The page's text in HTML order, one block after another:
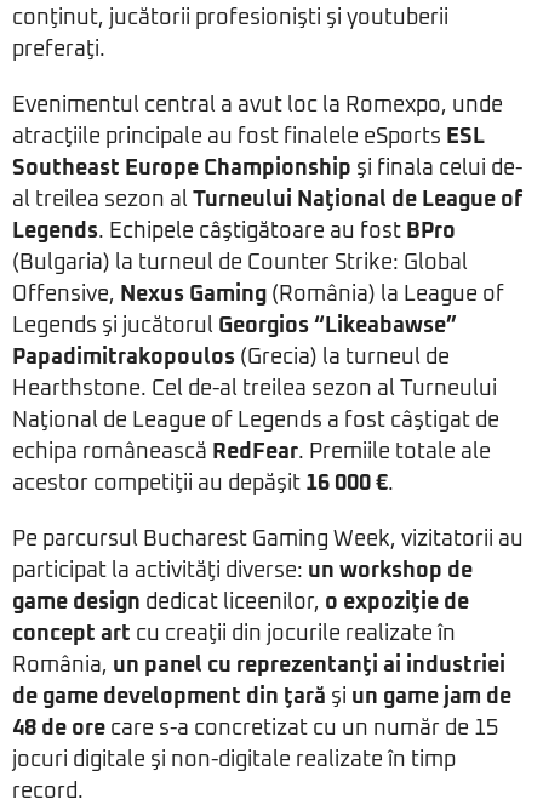
conţinut, jucătorii profesionişti şi youtuberii
preferaţi.
Evenimentul central a avut loc la Romexpo, unde
atracţiile principale au fost finalele eSports ESL
Southeast Europe Championship şi finala celui de-
al treilea sezon al Turneului Naţional de League of
Legends. Echipele câştigătoare au fost BPro
(Bulgaria) la turneul de Counter Strike: Global
Offensive, Nexus Gaming (România) la League of
Legends şi jucătorul Georgios “Likeabawse”
Papadimitrakopoulos (Grecia) la turneul de
Hearthstone. Cel de-al treilea sezon al Turneului
Naţional de League of Legends a fost câştigat de
echipa românească RedFear. Premiile totale ale
acestor competiţii au depăşit 16 000 €.
Pe parcursul Bucharest Gaming Week, vizitatorii au
participat la activităţi diverse: un workshop de
game design dedicat liceenilor, o expoziţie de
concept art cu creaţii din jocurile realizate în
România, un panel cu reprezentanţi ai industriei
de game development din ţară şi un game jam de
48 de ore care s-a concretizat cu un număr de 15
jocuri digitale şi non-digitale realizate în timp
record.